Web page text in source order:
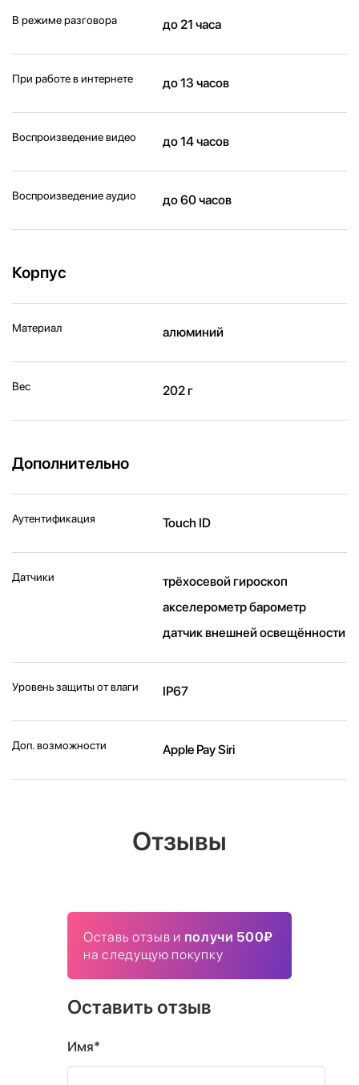
В режиме разговора до 21 часа
При работе в интернете до 13 часов
Воспроизведение видео до 14 часов
Воспроизведение аудио до 60 часов
Корпус
Материал алюминий
Вес 202 г
Дополнительно
Аутентификация Touch ID
Датчики
трёхосевой гироскоп
акселерометр барометр
датчик внешней освещённости
Уровень защиты от влаги IP67
Доп. возможности Apple Pay Siri
Отзывы
Оставь отзыв и получи 500₽
на следущую покупку
Оставить отзыв
Имя*